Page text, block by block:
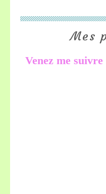
Mes
Venez me suivre